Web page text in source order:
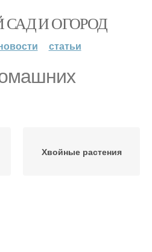
И ОГОРОД
статьи
Хвойные растения